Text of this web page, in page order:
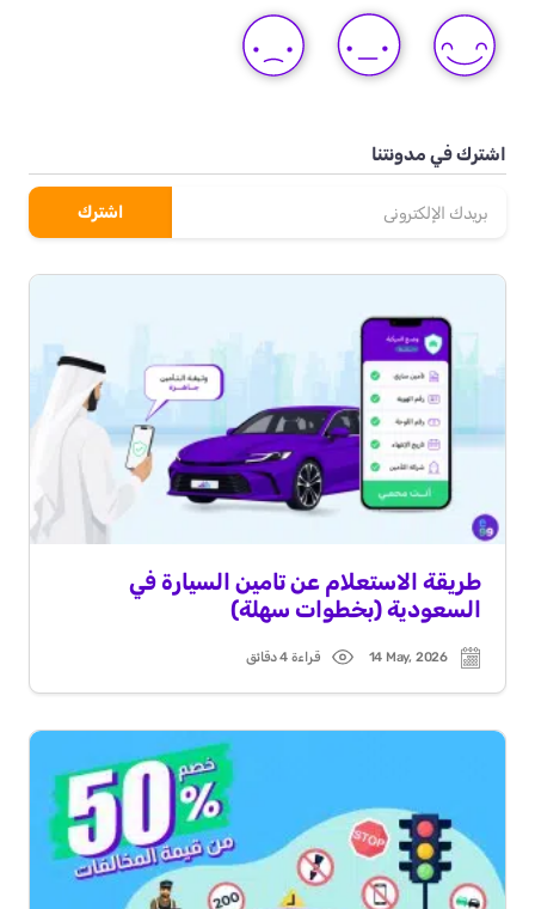
LOVE
THIS
POST
LIKE
THIS
POST
DISLIKE
THIS
POST
اشترك في مدونتنا
طريقة الاستعلام عن تامين السيارة في
السعودية (بخطوات سهلة)
Post
date
14 May, 2026
Read
time
قراءة 4 دقائق